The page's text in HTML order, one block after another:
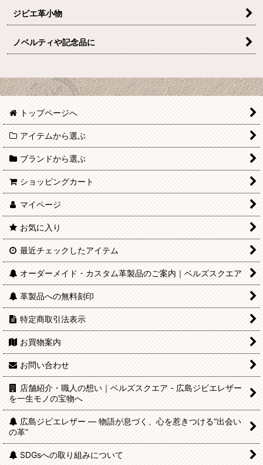
ジビエ革小物
ノベルティや記念品に
トップページへ
アイテムから選ぶ
ブランドから選ぶ
ショッピングカート
マイページ
お気に入り
最近チェックしたアイテム
オーダーメイド・カスタム革製品のご案内｜ベルズスクエア
革製品への無料刻印
特定商取引法表示
お買物案内
お問い合わせ
店舗紹介・職人の想い｜ベルズスクエア - 広島ジビエレザー
を一生モノの宝物へ
広島ジビエレザー — 物語が息づく、心を惹きつける“出会い
の革”
SDGsへの取り組みについて